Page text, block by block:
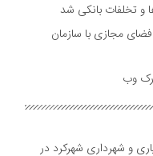
و تخلفات بانکی شد
مجازی با سازمان
و شهرداری شهرکرد در